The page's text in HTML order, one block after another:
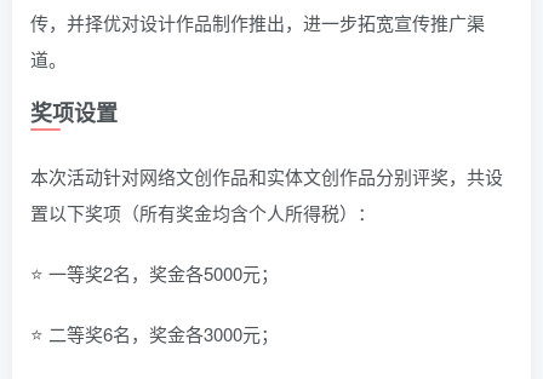
传，并择优对设计作品制作推出，进一步拓宽宣传推广渠
道。
奖项设置
本次活动针对网络文创作品和实体文创作品分别评奖，共设
置以下奖项（所有奖金均含个人所得税）：
⭐ 一等奖2名，奖金各5000元；
⭐ 二等奖6名，奖金各3000元；